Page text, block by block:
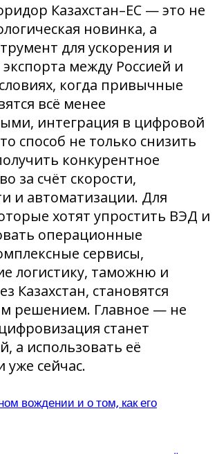
Казахстан–ЕС — это не
новинка, а
для ускорения и
между Россией и
когда привычные
всё менее
интеграция в цифровой
способ не только снизить
конкурентное
за счёт скорости,
и автоматизации. Для
хотят упростить ВЭД и
операционные
сервисы,
логистику, таможню и
Казахстан, становятся
решением. Главное — не
станет
а использовать её
уже сейчас.
вождении и о том, как его